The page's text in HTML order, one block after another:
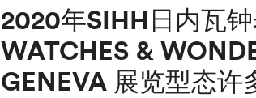
2020年SIHH日内瓦
WATCHES &
GENEVA 展览型态许